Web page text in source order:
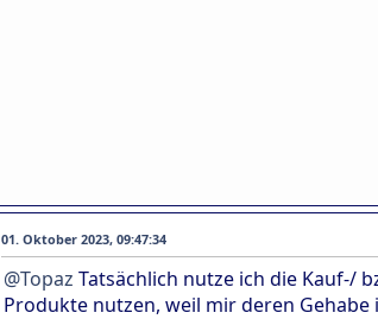
01. Oktober 2023, 09:47:34
@Topaz Tatsächlich nutze ich die Kauf-/
Produkte nutzen, weil mir deren